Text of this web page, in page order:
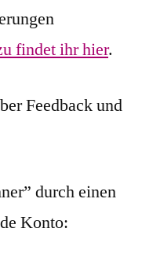
findet ihr hier.
Feedback und
durch einen
Konto: